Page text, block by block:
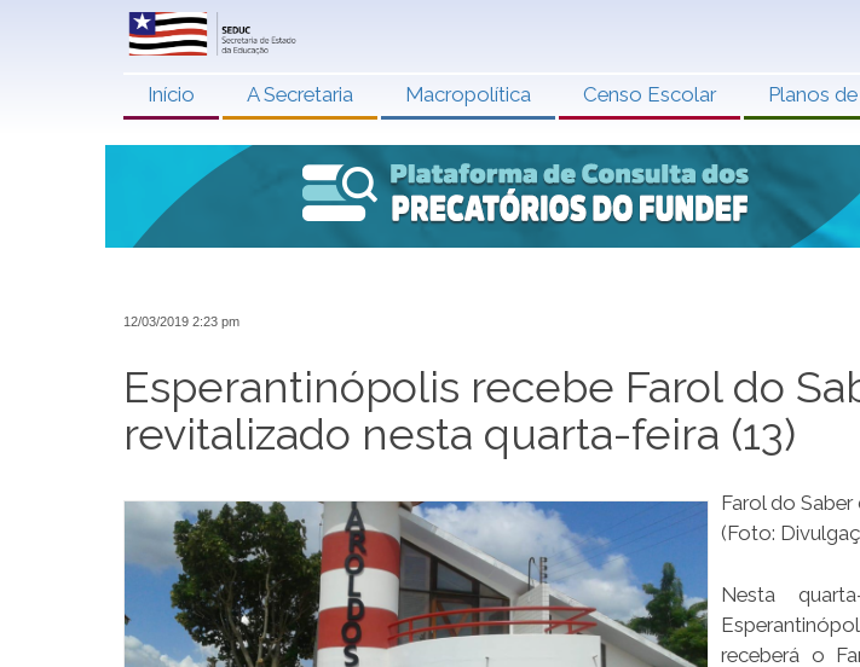
Início A Secretaria Macropolítica Censo Escolar Planos
12/03/2019 2:23 pm
Esperantinópolis recebe Farol do
revitalizado nesta quarta-feira (13)
Farol do
(Foto:
Nesta
receberá o